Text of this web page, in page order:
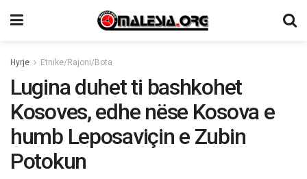
Hyrje Etnike/Rajoni/Bota
Lugina duhet ti bashkohet
Kosoves, edhe nëse Kosova e
humb Leposaviçin e Zubin
Potokun